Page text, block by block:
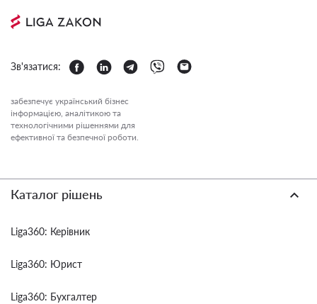
Зв'язатися:
забезпечує український бізнес
інформацією, аналітикою та
технологічними рішеннями для
ефективної та безпечної роботи.
Каталог рішень
Liga360: Керівник
Liga360: Юрист
Liga360: Бухгалтер